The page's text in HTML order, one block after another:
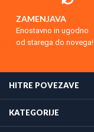
ZAMENJAVA
Enostavno in ugodno
od starega do novega!
HITRE POVEZAVE
KATEGORIJE